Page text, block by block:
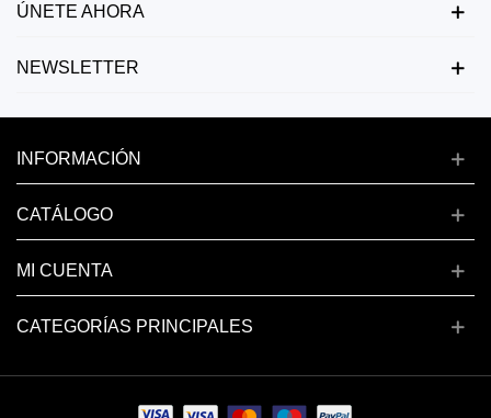
ÚNETE AHORA
NEWSLETTER
INFORMACIÓN
CATÁLOGO
MI CUENTA
CATEGORÍAS PRINCIPALES